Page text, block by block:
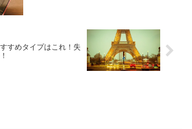
すめタイプはこれ！失